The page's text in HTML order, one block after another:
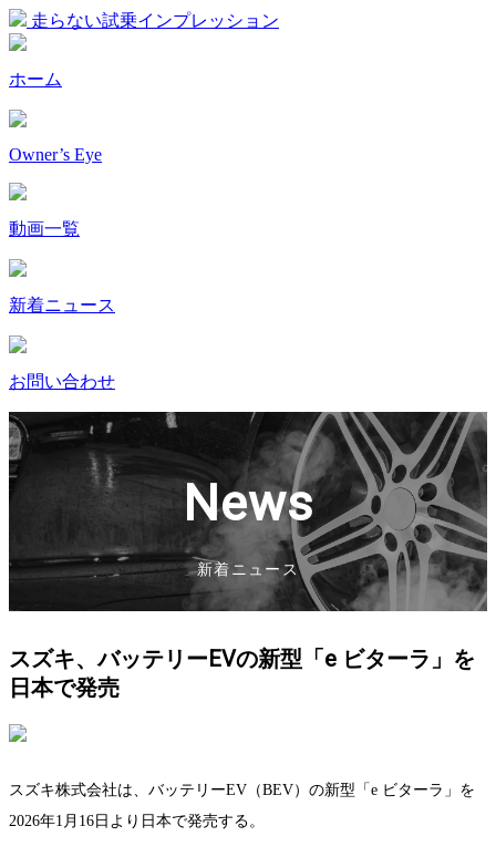
走らない試乗インプレッション
ホーム
Owner’s Eye
動画一覧
新着ニュース
お問い合わせ
News
新着ニュース
スズキ、バッテリーEVの新型「e ビターラ」を
日本で発売
スズキ株式会社は、バッテリーEV（BEV）の新型「e ビターラ」を
2026年1月16日より日本で発売する。